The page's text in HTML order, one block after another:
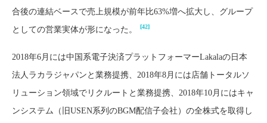
合後の連結ベースで売上規模が前年比63%増へ拡大し、グループ
としての営業実体が形になった。
[42]
2018年6月には中国系電子決済プラットフォーマーLakalaの日本
法人ラカラジャパンと業務提携、2018年8月には店舗トータルソ
リューション領域でリクルートと業務提携、2018年10月にはキャ
ンシステム（旧USEN系列のBGM配信子会社）の全株式を取得し